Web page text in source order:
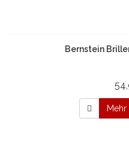
Bernstein